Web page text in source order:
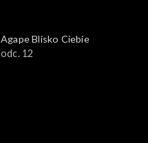
Agape Blisko Ciebie
odc. 12